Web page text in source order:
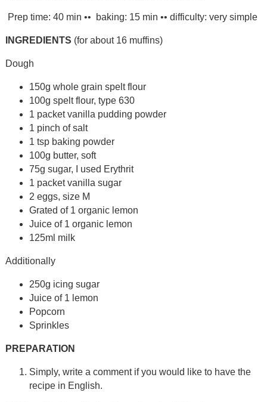
Prep time: 40 min •• baking: 15 min •• difficulty: very simple
INGREDIENTS (for about 16 muffins)
Dough
150g whole grain spelt flour
100g spelt flour, type 630
1 packet vanilla pudding powder
1 pinch of salt
1 tsp baking powder
100g butter, soft
75g sugar, I used Erythrit
1 packet vanilla sugar
2 eggs, size M
Grated of 1 organic lemon
Juice of 1 organic lemon
125ml milk
Additionally
250g icing sugar
Juice of 1 lemon
Popcorn
Sprinkles
PREPARATION
Simply, write a comment if you would like to have the
recipe in English.